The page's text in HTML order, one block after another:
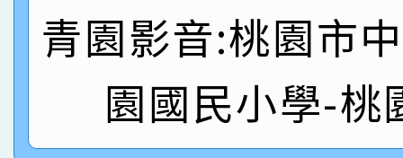
名
倩參加桃園市科展 國
名 指導老師王老師、
賀！本校四年二班張O
園市英語競賽國小朗
指導老師林老師
賀！本校參加桃園市中
青園影音:桃園市
園國民小學-桃